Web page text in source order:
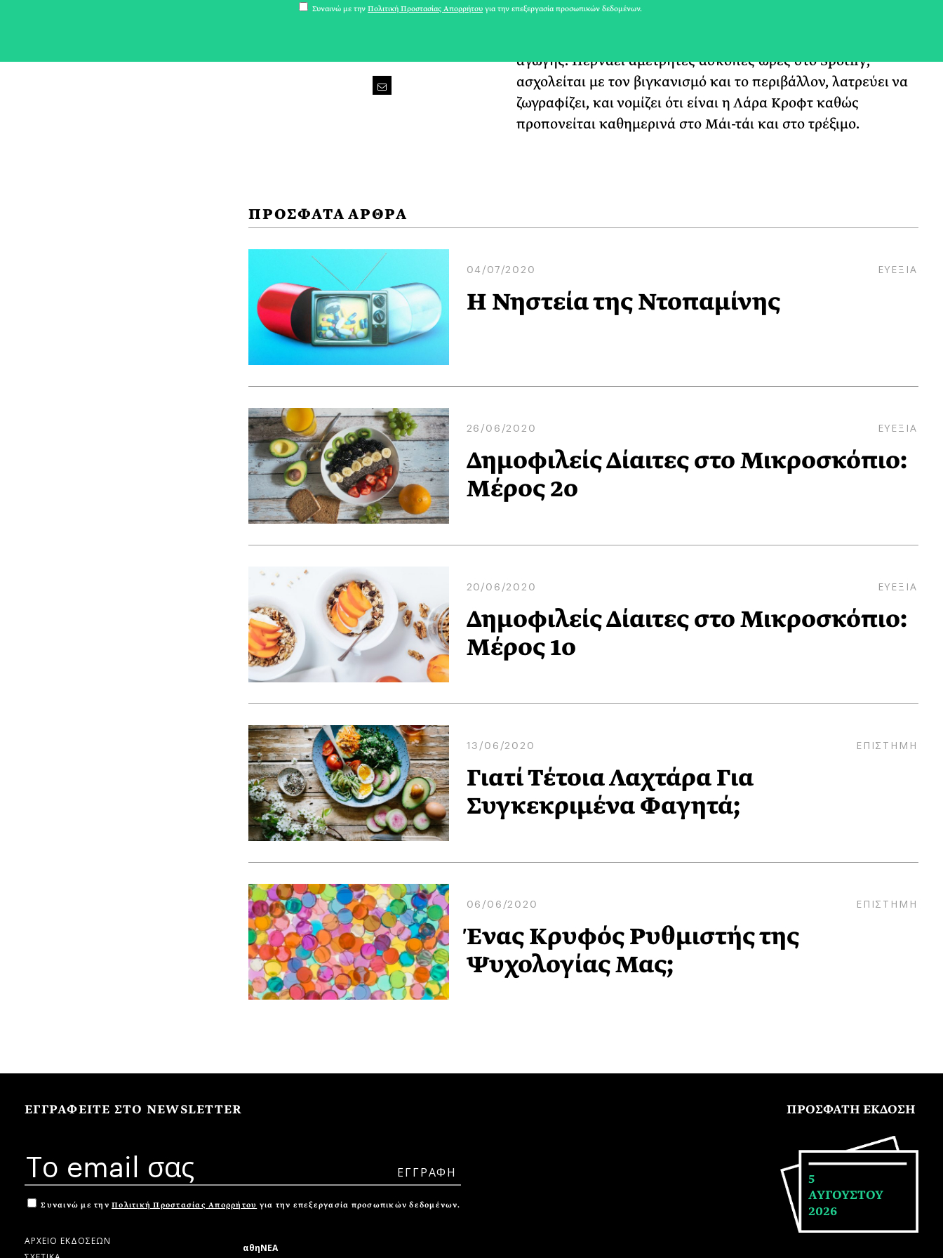
η καλή διατροφή ήταν πάντα κομμάτι της ζωής της γι αυτό και
αγωγής. Περνάει αμέτρητες άσκοπες ώρες στο Spotify,
ασχολείται με τον βιγκανισμό και το περιβάλλον, λατρεύει να
ζωγραφίζει, και νομίζει ότι είναι η Λάρα Κροφτ καθώς
προπονείται καθημερινά στο Μάι-τάι και στο τρέξιμο.
ΠΡΟΣΦΑΤΑ ΑΡΘΡΑ
04/07/2020 ΕΥΕΞΙΑ
Η Νηστεία της Ντοπαμίνης
26/06/2020 ΕΥΕΞΙΑ
Δημοφιλείς Δίαιτες στο Μικροσκόπιο:
Μέρος 2ο
20/06/2020 ΕΥΕΞΙΑ
Δημοφιλείς Δίαιτες στο Μικροσκόπιο:
Μέρος 1ο
13/06/2020 ΕΠΙΣΤΗΜΗ
Γιατί Τέτοια Λαχτάρα Για
Συγκεκριμένα Φαγητά;
06/06/2020 ΕΠΙΣΤΗΜΗ
Ένας Κρυφός Ρυθμιστής της
Ψυχολογίας Μας;
ΕΓΓΡΑΦΕΙΤΕ ΣΤΟ NEWSLETTER
Συναινώ με την Πολιτική Προστασίας Απορρήτου για την επεξεργασία προσωπικών δεδομένων.
ΑΡΧΕΙΟ ΕΚΔΟΣΕΩΝ
αθηΝΕΑ
ΠΡΟΣΦΑΤΗ ΕΚΔΟΣΗ
5
ΑΥΓΟΥΣΤΟΥ
2026
Συναινώ με την Πολιτική Προστασίας Απορρήτου για την επεξεργασία προσωπικών δεδομένων.